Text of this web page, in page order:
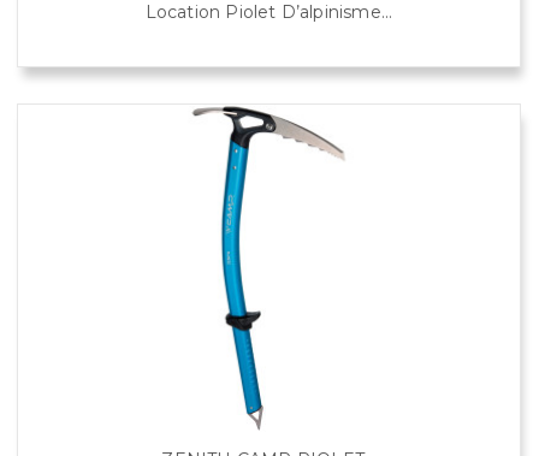
Location Piolet D’alpinisme...